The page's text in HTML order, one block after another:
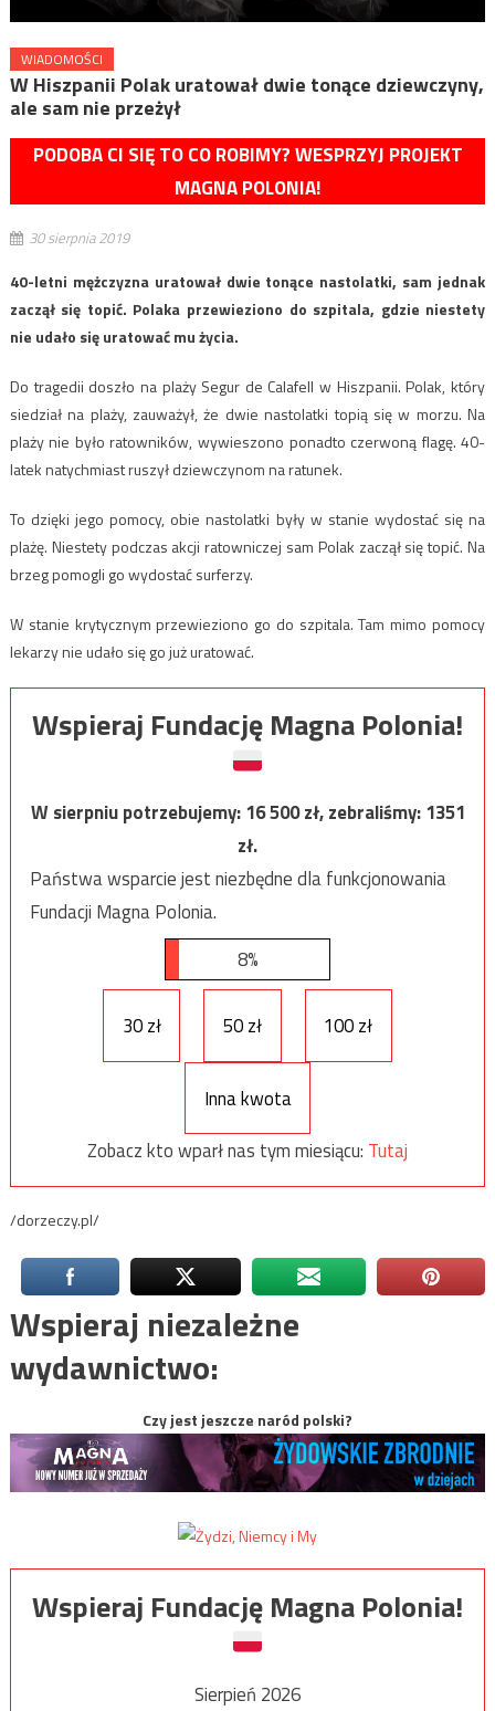
WIADOMOŚCI
W Hiszpanii Polak uratował dwie tonące dziewczyny,
ale sam nie przeżył
PODOBA CI SIĘ TO CO ROBIMY? WESPRZYJ PROJEKT
MAGNA POLONIA!
30 sierpnia 2019
40-letni mężczyzna uratował dwie tonące nastolatki, sam jednak
zaczął się topić. Polaka przewieziono do szpitala, gdzie niestety
nie udało się uratować mu życia.
Do tragedii doszło na plaży Segur de Calafell w Hiszpanii. Polak, który
siedział na plaży, zauważył, że dwie nastolatki topią się w morzu. Na
plaży nie było ratowników, wywieszono ponadto czerwoną flagę. 40-
latek natychmiast ruszył dziewczynom na ratunek.
To dzięki jego pomocy, obie nastolatki były w stanie wydostać się na
plażę. Niestety podczas akcji ratowniczej sam Polak zaczął się topić. Na
brzeg pomogli go wydostać surferzy.
W stanie krytycznym przewieziono go do szpitala. Tam mimo pomocy
lekarzy nie udało się go już uratować.
Wspieraj Fundację Magna Polonia!
W sierpniu potrzebujemy:16 500zł, zebraliśmy:1351
zł.
Państwa wsparcie jest niezbędne dla funkcjonowania
Fundacji Magna Polonia.
8%
30 zł 50 zł 100 zł
Inna kwota
Zobacz kto wparł nas tym miesiącu: Tutaj
/dorzeczy.pl/
Wspieraj niezależne
wydawnictwo:
Czy jest jeszcze naród polski?
Wspieraj Fundację Magna Polonia!
Sierpień 2026